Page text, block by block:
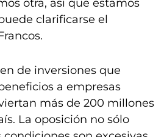
otra, así que estamos
clarificarse el
de inversiones que
a empresas
más de 200 millones
La oposición no sólo